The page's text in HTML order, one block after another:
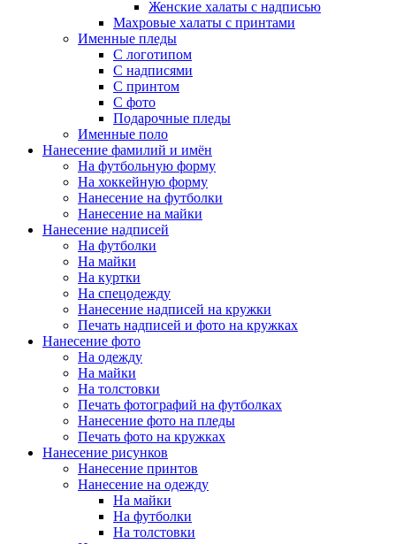
Женские халаты с надписью
Махровые халаты с принтами
Именные пледы
С логотипом
С надписями
С принтом
С фото
Подарочные пледы
Именные поло
Нанесение фамилий и имён
На футбольную форму
На хоккейную форму
Нанесение на футболки
Нанесение на майки
Нанесение надписей
На футболки
На майки
На куртки
На спецодежду
Нанесение надписей на кружки
Печать надписей и фото на кружках
Нанесение фото
На одежду
На майки
На толстовки
Печать фотографий на футболках
Нанесение фото на пледы
Печать фото на кружках
Нанесение рисунков
Нанесение принтов
Нанесение на одежду
На майки
На футболки
На толстовки